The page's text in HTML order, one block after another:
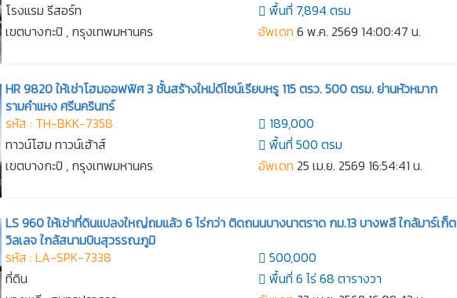
โรงแรม รีสอร์ท
เขตบางกะปิ , กรุงเทพมหานคร
พื้นที่ 7,894 ตรม
อัพเดท 6 พ.ค. 2569 14:00:47 น.
HR 9820 ให้เช่าโฮมออฟฟิศ 3 ชั้นสร้างใหม่ดีไซน์เรียบหรู 115 ตรว. 500 ตรม. ย่านหัวหมาก
รามคำแหง ศรีนครินทร์
รหัส : TH-BKK-7358
ทาวน์โฮม ทาวน์เฮ้าส์
เขตบางกะปิ , กรุงเทพมหานคร
189,000
พื้นที่ 500 ตรม
อัพเดท 25 เม.ย. 2569 16:54:41 น.
LS 960 ให้เช่าที่ดินแปลงใหญ่ถมแล้ว 6 ไร่กว่า ติดถนนบางนาตราด กม.13 บางพลี ใกล้มาร์เก็ต
วิลเลจ ใกล้สนามบินสุวรรณภูมิ
รหัส : LA-SPK-7338
ที่ดิน
500,000
พื้นที่ 6 ไร่ 68 ตารางวา